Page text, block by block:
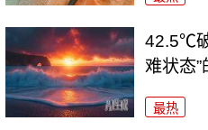
42.5℃
难状态
最热